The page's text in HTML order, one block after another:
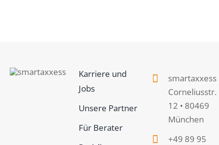
Karriere und
Jobs
Unsere Partner
Für Berater
smartaxxess
Corneliusstr.
12 • 80469
München
+49 89 95